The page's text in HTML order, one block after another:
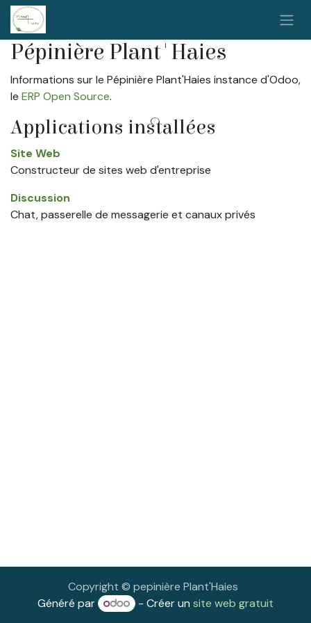
Se rendre au contenu
Pépinière Plant'Haies
Informations sur le Pépinière Plant'Haies instance d'Odoo,
le ERP Open Source.
Applications installées
Site Web
Constructeur de sites web d'entreprise
Discussion
Chat, passerelle de messagerie et canaux privés
Copyright © pepinière Plant'Haies
Généré par
- Créer unsite web gratuit